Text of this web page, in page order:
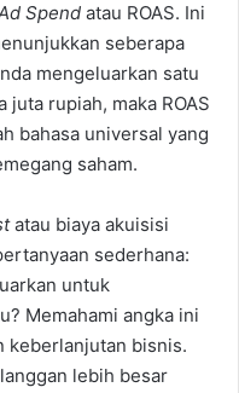
Spend atau ROAS. Ini
seberapa
mengeluarkan satu
rupiah, maka ROAS
bahasa universal yang
saham.
atau biaya akuisisi
sederhana:
untuk
Memahami angka ini
keberlanjutan bisnis.
lebih besar